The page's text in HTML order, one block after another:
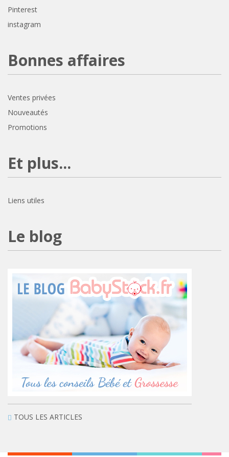
Pinterest
instagram
Bonnes affaires
Ventes privées
Nouveautés
Promotions
Et plus...
Liens utiles
Le blog
TOUS LES ARTICLES